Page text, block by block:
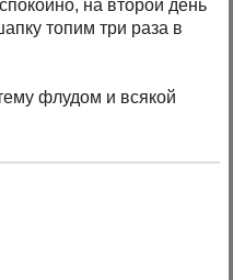
на второй день
топим три раза в
флудом и всякой